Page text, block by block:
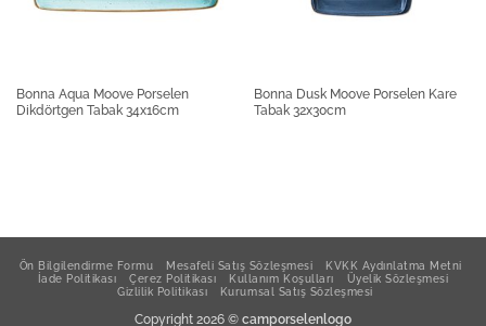
Porland Porselen Sütlük Lebon
Bonna Aqua Moove Porselen
Dikdörtgen Tabak 34x16cm
Bonna Dusk Moove Porselen Kare
Tabak 32x30cm
Ön Bilgilendirme Formu Mesafeli Satış Sözleşmesi
KVKK Aydınlatma Metni
İade Politikası
Çerez Politikası Kullanım Koşulları
Üyelik Sözleşmesi
Gizlilik Politikası
Kurumsal Satış Sözleşmesi
Copyright 2026 © camporselenlogo